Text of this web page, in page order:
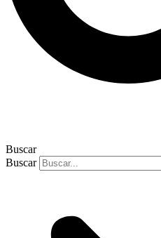
Buscar
Buscar